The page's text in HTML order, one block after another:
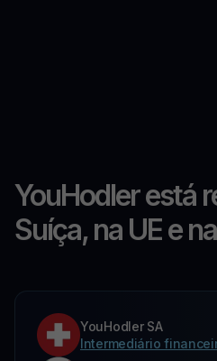
YouHodler está
Suíça, na UE e
YouHodler SA
Intermediário